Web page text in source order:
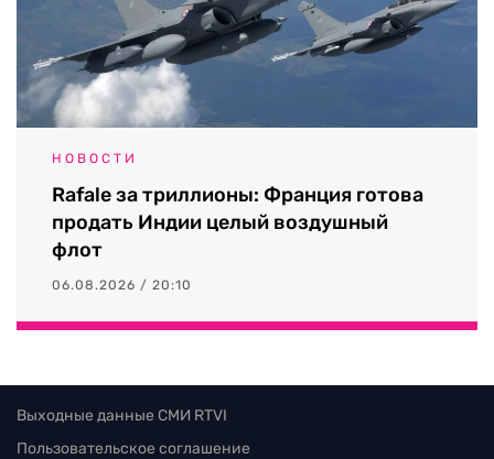
НОВОСТИ
Rafale за триллионы: Франция готова
продать Индии целый воздушный
флот
06.08.2026 / 20:10
Выходные данные СМИ RTVI
Пользовательское соглашение